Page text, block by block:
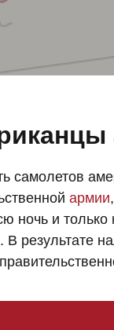
самолетов
армии
ночь и только
В результате